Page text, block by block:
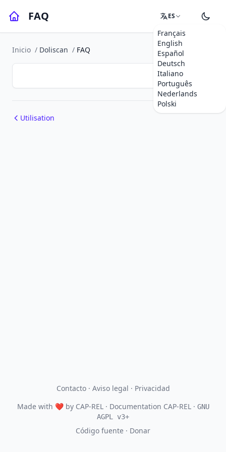
FAQ ES
Français
English
Español
Deutsch
Italiano
Português
Nederlands
Polski
Inicio / Doliscan / FAQ
Utilisation
Contacto· Aviso legal · Privacidad
Made with ❤by CAP-REL· Documentation CAP-REL · GNU
AGPL v3+
Código fuente · Donar